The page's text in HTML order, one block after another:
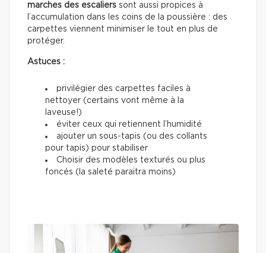
marches des escaliers sont aussi propices à
l’accumulation dans les coins de la poussière : des
carpettes viennent minimiser le tout en plus de
protéger.
Astuces :
privilégier des carpettes faciles à
nettoyer (certains vont même à la
laveuse!)
éviter ceux qui retiennent l’humidité
ajouter un sous-tapis (ou des collants
pour tapis) pour stabiliser
Choisir des modèles texturés ou plus
foncés (la saleté paraitra moins)